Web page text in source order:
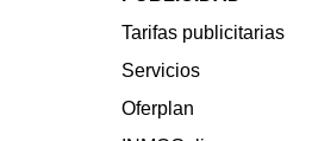
Tarifas publicitarias
Servicios
Oferplan